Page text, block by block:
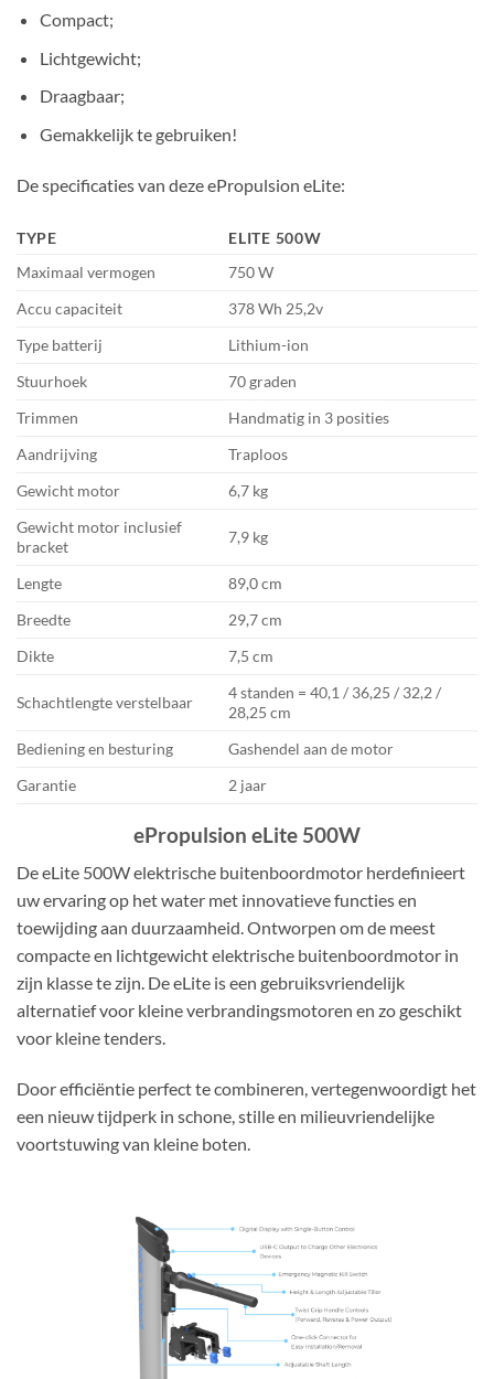
Compact;
Lichtgewicht;
Draagbaar;
Gemakkelijk te gebruiken!
De specificaties van deze ePropulsion eLite:
TYPE
ELITE 500W
Maximaal vermogen
750 W
Accu capaciteit
378 Wh 25,2v
Type batterij
Lithium-ion
Stuurhoek
70 graden
Trimmen
Handmatig in 3 posities
Aandrijving
Traploos
Gewicht motor
6,7 kg
Gewicht motor inclusief
bracket
7,9 kg
Lengte
89,0 cm
Breedte
29,7 cm
Dikte
7,5 cm
Schachtlengte verstelbaar
4 standen = 40,1 / 36,25 / 32,2 /
28,25 cm
Bediening en besturing
Gashendel aan de motor
Garantie
2 jaar
ePropulsion eLite 500W
De eLite 500W elektrische buitenboordmotor herdefinieert
uw ervaring op het water met innovatieve functies en
toewijding aan duurzaamheid. Ontworpen om de meest
compacte en lichtgewicht elektrische buitenboordmotor in
zijn klasse te zijn. De eLite is een gebruiksvriendelijk
alternatief voor kleine verbrandingsmotoren en zo geschikt
voor kleine tenders.
Door efficiëntie perfect te combineren, vertegenwoordigt het
een nieuw tijdperk in schone, stille en milieuvriendelijke
voortstuwing van kleine boten.